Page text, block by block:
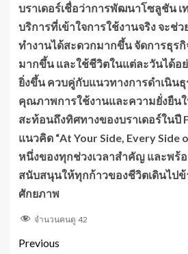
บราเดอร์เชื่อว่าการพัฒนาโซลูชัน เ
บริการที่เข้าใจการใช้งานจริง จะช่
ทำงานได้สะดวกมากขึ้น จัดการธุร
มากขึ้น และใช้ชีวิตในแต่ละวันได้อ
ยิ่งขึ้น ควบคู่กับแนวทางการดำเนินธุ
คุณภาพการใช้งานและความยั่งยืน
สะท้อนถึงทิศทางของบราเดอร์ในปี
แนวคิด “At Your Side, Every Side
หนึ่งของทุกช่วงเวลาสำคัญ และพร้
สนับสนุนให้ทุกก้าวของชีวิตเดินไปข้
ศักยภาพ
จำนวนคนดู 42
Previous